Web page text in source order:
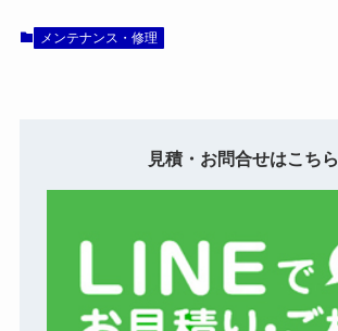
メンテナンス・修理
見積・お問合せはこちら